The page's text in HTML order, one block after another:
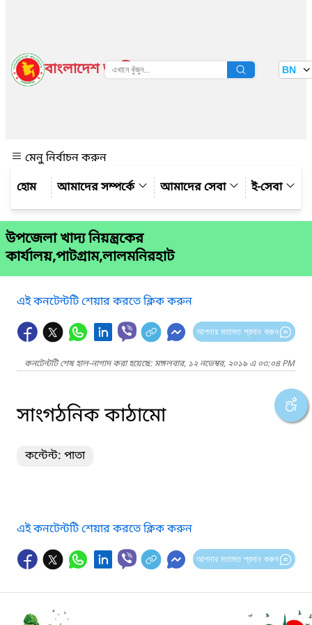
বাংলাদেশ জাতীয় তথ্য বাতায়ন BN
মেনু নির্বাচন করুন
আমাদের সম্পর্কে
আমাদের সেবা ই-সেবা
উপজেলা খাদ্য নিয়ন্ত্রকের
কার্যালয়,পাটগ্রাম,লালমনিরহাট
এই কনটেন্টটি শেয়ার করতে ক্লিক করুন
আপনার মতামত প্রদান করুন
কনটেন্টটি শেষ হাল-নাগাদ করা হয়েছে: মঙ্গলবার, ১২ নভেম্বর, ২০১৯ এ ০৩:০৪ PM
সাংগঠনিক কাঠামো
কন্টেন্ট: পাতা
এই কনটেন্টটি শেয়ার করতে ক্লিক করুন
আপনার মতামত প্রদান করুন